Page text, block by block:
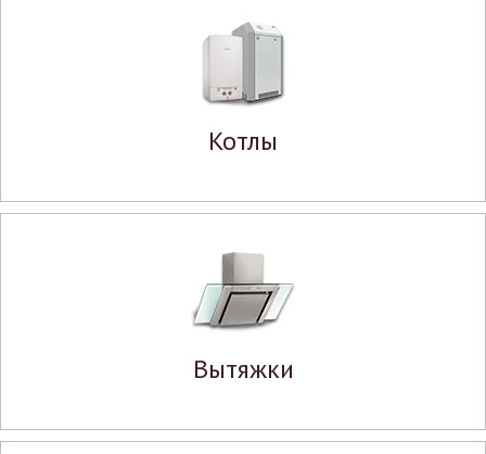
Котлы
Вытяжки